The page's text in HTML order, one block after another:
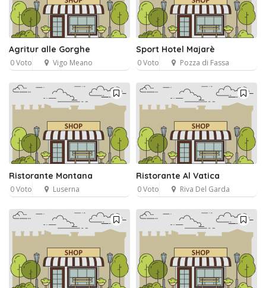
Agritur alle Gorghe
0 Voto Vigo Meano
Sport Hotel Majarè
0 Voto Pozza di Fassa
Ristorante Montana
0 Voto Luserna
Ristorante Al Vatica
0 Voto Riva Del Garda